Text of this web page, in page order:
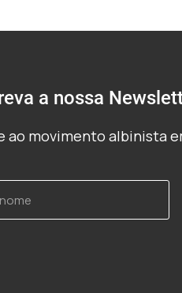
a nossa
ao movimento albinista